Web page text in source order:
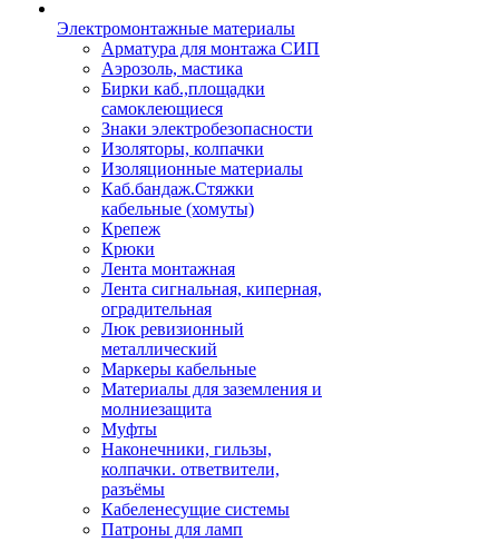
Электромонтажные материалы
Арматура для монтажа СИП
Аэрозоль, мастика
Бирки каб.,площадки
самоклеющиеся
Знаки электробезопасности
Изоляторы, колпачки
Изоляционные материалы
Каб.бандаж.Стяжки
кабельные (хомуты)
Крепеж
Крюки
Лента монтажная
Лента сигнальная, киперная,
оградительная
Люк ревизионный
металлический
Маркеры кабельные
Материалы для заземления и
молниезащита
Муфты
Наконечники, гильзы,
колпачки. ответвители,
разъёмы
Кабеленесущие системы
Патроны для ламп